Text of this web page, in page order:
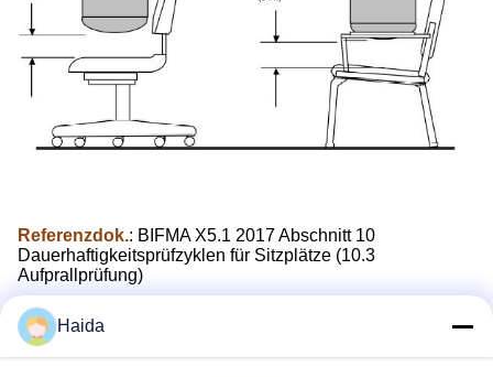
Referenzdok.: BIFMA X5.1 2017 Abschnitt 10
Dauerhaftigkeitsprüfzyklen für Sitzplätze (10.3
Aufprallprüfung)
Prüfverfahren
Haida